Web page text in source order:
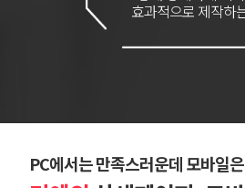
효과적으로 제작하
PC에서는 만족스러운데 모바일